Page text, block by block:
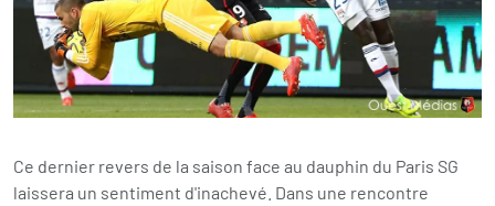
Ce dernier revers de la saison face au dauphin du Paris SG
laissera un sentiment d'inachevé. Dans une rencontre